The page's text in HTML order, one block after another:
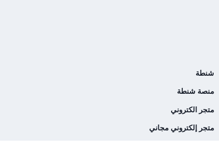
شنطة
منصة شنطة
متجر الكتروني
متجر إلكتروني مجاني